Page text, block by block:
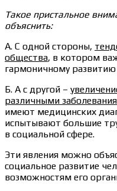
Такое пристальное
объяснить:
А. С одной стороны,
общества, в котором
гармоничному
Б. А с другой –
различными
имеют медицинских
испытывают большие
в социальной сфере.
Эти явления можно
социальное развитие
возможностям его